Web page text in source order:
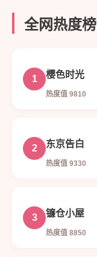
全网热度榜
1 樱色时光
热度值 9810
2 东京告白
热度值 9330
3 镰仓小屋
热度值 8850